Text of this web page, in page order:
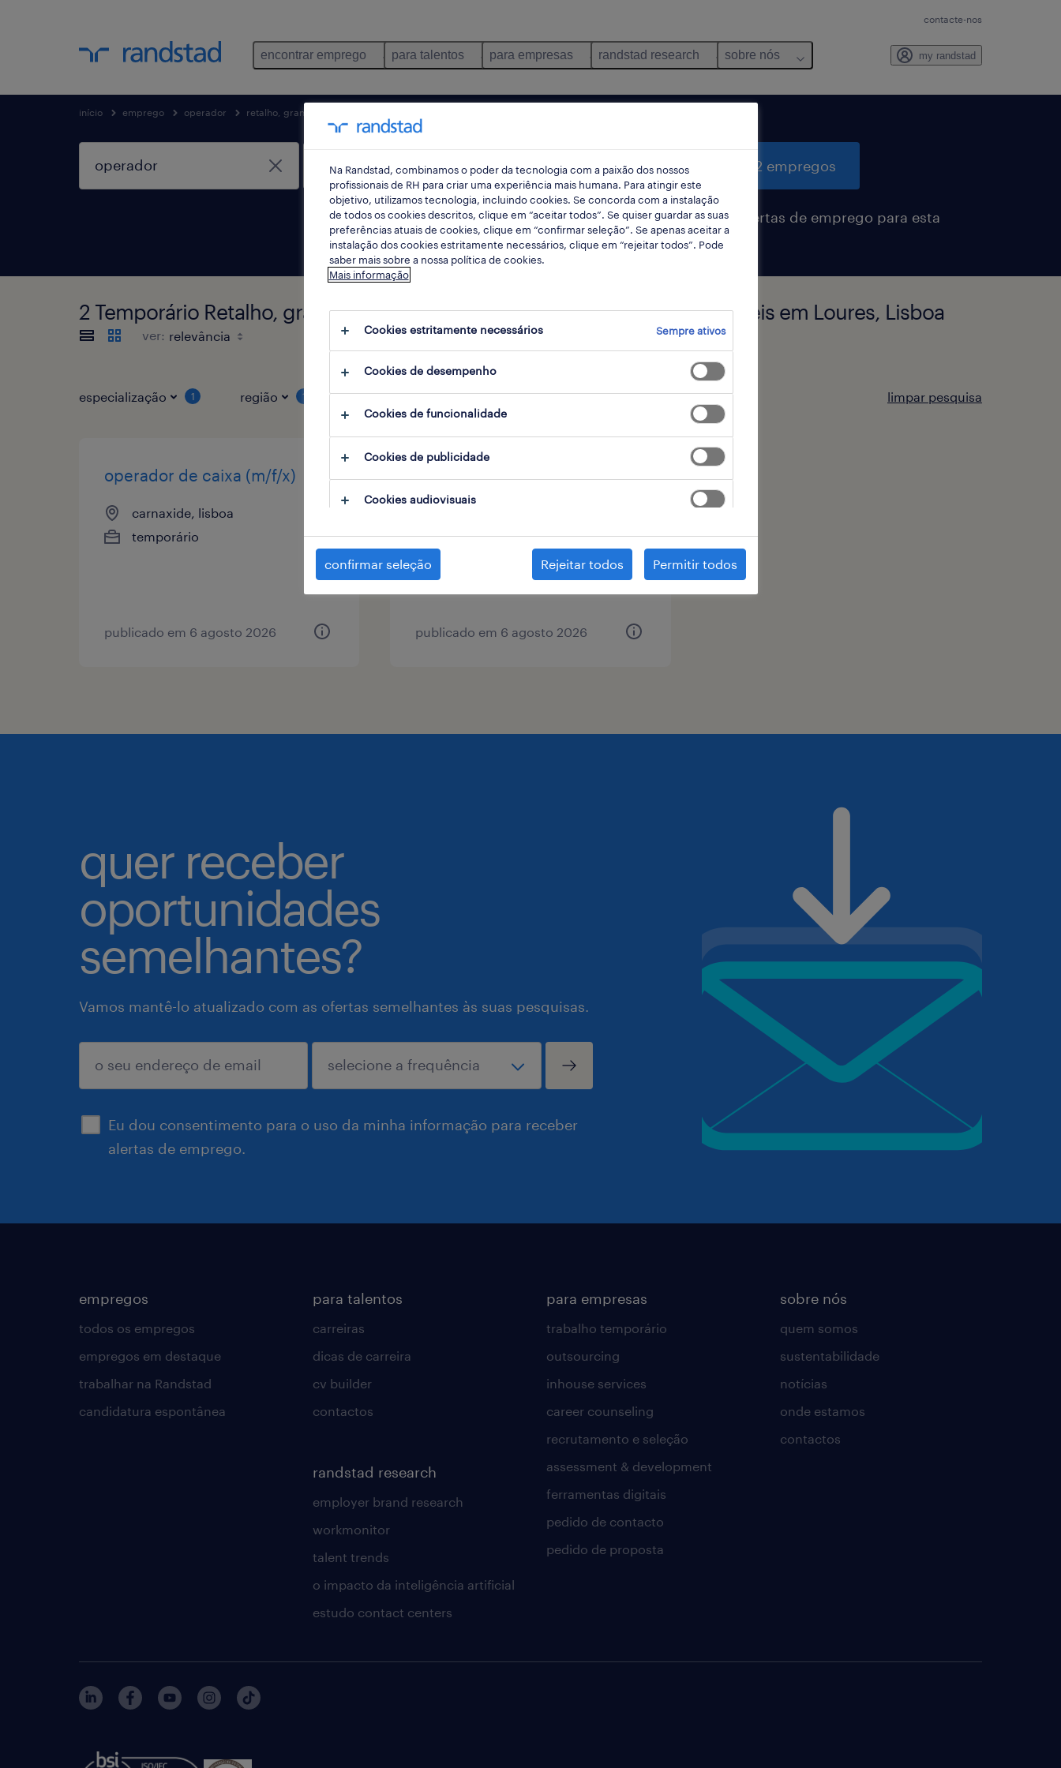
contacte-nos
encontrar emprego para talentos para empresas randstad research sobre nós my randstad
início emprego operador retalho, grande consumo e distribuição
pesquisar 2 empregos
receber alertas de emprego para esta
pesquisa
2 Temporário Retalho, grande consumo e distribuição empregos disponíveis em Loures, Lisboa
ver:
especialização 1 região 1 tipo de contrato 1 limpar pesquisa
operador de caixa (m/f/x)
carnaxide, lisboa
temporário
publicado em 6 agosto 2026
operador de loja / repositor
(m/f/x)
alfragide, lisboa
publicado em 6 agosto 2026
quer receber
oportunidades
semelhantes?
Vamos mantê-lo atualizado com as ofertas semelhantes às suas pesquisas.
Eu dou consentimento para o uso da minha informação para receber
alertas de emprego.
enviar
empregos
todos os empregos
empregos em destaque
trabalhar na Randstad
candidatura espontânea
para talentos
carreiras
dicas de carreira
cv builder
contactos
randstad research
employer brand research
workmonitor
talent trends
o impacto da inteligência artificial
estudo contact centers
para empresas
trabalho temporário
outsourcing
inhouse services
career counseling
recrutamento e seleção
assessment & development
ferramentas digitais
pedido de contacto
pedido de proposta
sobre nós
quem somos
sustentabilidade
notícias
onde estamos
contactos
Na Randstad, combinamos o poder da tecnologia com a paixão dos nossos
profissionais de RH para criar uma experiência mais humana. Para atingir este
objetivo, utilizamos tecnologia, incluindo cookies. Se concorda com a instalação
de todos os cookies descritos, clique em “aceitar todos”. Se quiser guardar as suas
preferências atuais de cookies, clique em “confirmar seleção”. Se apenas aceitar a
instalação dos cookies estritamente necessários, clique em “rejeitar todos”. Pode
saber mais sobre a nossa política de cookies.
Mais informação
Cookies estritamente necessários Sempre ativos
Cookies de desempenho
Cookies de funcionalidade
Cookies de publicidade
Cookies audiovisuais
confirmar seleção Rejeitar todos Permitir todos